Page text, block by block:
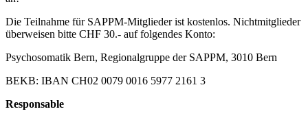
Die Teilnahme für SAPPM-Mitglieder ist kostenlos. Nichtmitglieder
überweisen bitte CHF 30.- auf folgendes Konto:
Psychosomatik Bern, Regionalgruppe der SAPPM, 3010 Bern
BEKB: IBAN CH02 0079 0016 5977 2161 3
Responsable